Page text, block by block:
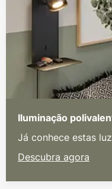
Iluminação
Já conhece estas
Descubra agora